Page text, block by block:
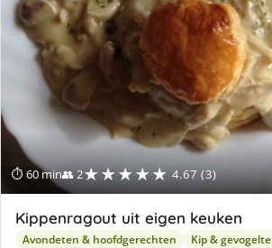
⏱ 60 min👥 2★★★★★ 4.67 (3)
Kippenragout uit eigen keuken
Avondeten & hoofdgerechten Kip & gevogelte